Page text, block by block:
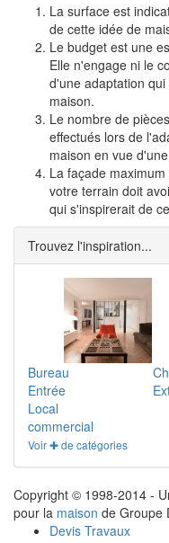
La surface est
de cette idée de
Le budget est une
Elle n'engage ni le
d'une adaptation
maison.
Le nombre de
effectués lors de
maison en vue
La façade
votre terrain doit
qui s'inspirerait de
Trouvez l'inspiration...
Bureau
Entrée
Local
commercial
Voir ✚ de catégories
Copyright © 1998-2014 -
pour la maison de Groupe
Devis Travaux